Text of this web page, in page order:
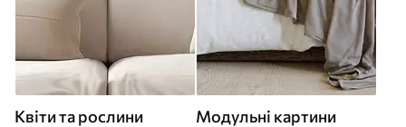
Квіти та рослини Модульні картини